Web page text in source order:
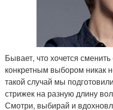
Бывает, что хочется
конкретным выбором никак
такой случай мы
стрижек на разную длину
Смотри, выбирай и